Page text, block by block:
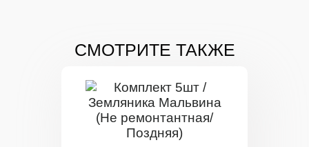
СМОТРИТЕ ТАКЖЕ